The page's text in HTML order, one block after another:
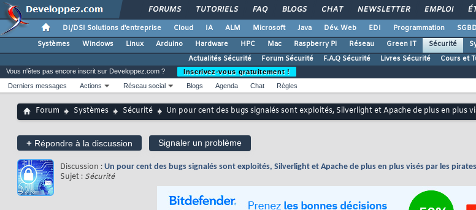
FORUMS TUTORIELS FAQ BLOGS CHAT NEWSLETTER EMPLOI
DI/DSI Solutions d'entreprise Cloud IA ALM Microsoft Java Dév. Web EDI Programmation SGBD
Systèmes
Windows Linux Arduino Hardware HPC Mac Raspberry Pi Réseau Green IT Sécurité
Actualités Sécurité
Forum Sécurité F.A.Q Sécurité Livres Sécurité Cours et
Vous n'êtes pas encore inscrit sur Developpez.com ?
Inscrivez-vous gratuitement !
Derniers messages
Actions Réseau social Blogs Agenda Chat Règles
Forum Systèmes Sécurité Un pour cent des bugs signalés sont exploités, Silverlight et Apache de plus en plus
+ Répondre à la discussion Signaler un problème
Discussion : Un pour cent des bugs signalés sont exploités, Silverlight et Apache de plus en plus visés par les pirates
Sujet : Sécurité